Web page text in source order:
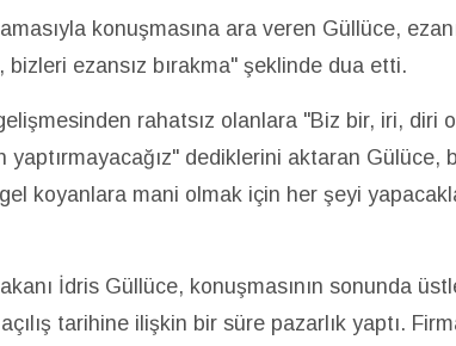
konuşmasına ara veren Güllüce,
bizleri ezansız bırakma" şeklinde dua etti.
rahatsız olanlara "Biz bir, iri, diri
dediklerini aktaran Gülüce,
koyanlara mani olmak için her şeyi
İdris Güllüce, konuşmasının sonunda
tarihine ilişkin bir süre pazarlık yaptı.